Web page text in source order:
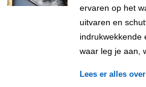
ervaren op het
uitvaren en
indrukwekkende
waar leg je aan,
Lees er alles